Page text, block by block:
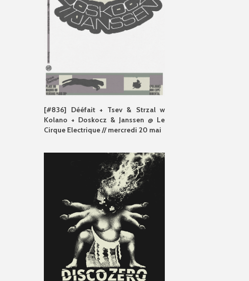
[#836] Dééfait + Tsev & Strzal w
Kolano + Doskocz & Janssen @ Le
Cirque Electrique // mercredi 20 mai